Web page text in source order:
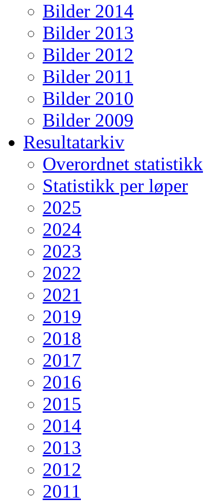
Bilder 2014
Bilder 2013
Bilder 2012
Bilder 2011
Bilder 2010
Bilder 2009
Resultatarkiv
Overordnet statistikk
Statistikk per løper
2025
2024
2023
2022
2021
2019
2018
2017
2016
2015
2014
2013
2012
2011